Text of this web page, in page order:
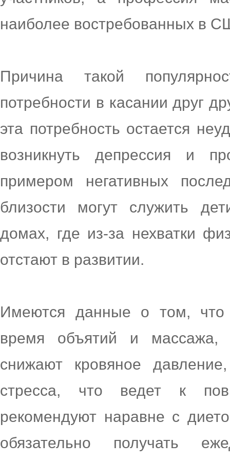
наиболее востребованных в
Причина такой
потребности в касании друг
эта потребность остается
возникнуть депрессия и
примером негативных
близости могут служить
домах, где из-за нехватки
отстают в развитии.
Имеются данные о том, что
время объятий и массажа,
снижают кровяное
стресса, что ведет к
рекомендуют наравне с
обязательно получать